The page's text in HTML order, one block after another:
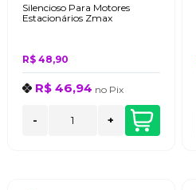
Silencioso Para Motores
Estacionários Zmax
R$ 48,90
R$ 46,94 no Pix
- +